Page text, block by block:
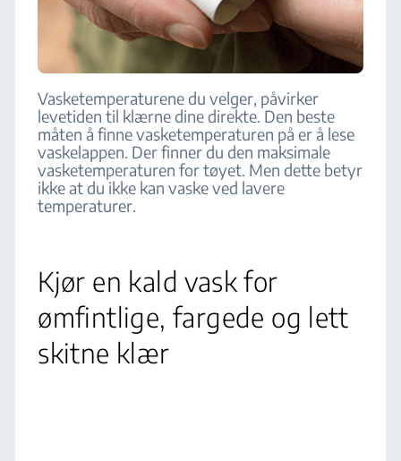
Vasketemperaturene du velger, påvirker
levetiden til klærne dine direkte. Den beste
måten å finne vasketemperaturen på er å lese
vaskelappen. Der finner du den maksimale
vasketemperaturen for tøyet. Men dette betyr
ikke at du ikke kan vaske ved lavere
temperaturer.
Kjør en kald vask for
ømfintlige, fargede og lett
skitne klær